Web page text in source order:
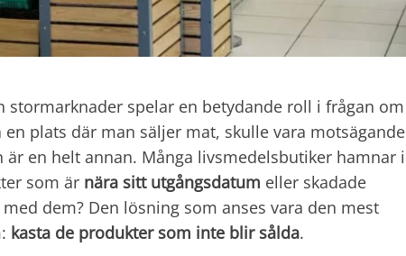
stormarknader spelar en betydande roll i frågan om
plats där man säljer mat, skulle vara motsägande
en helt annan. Många livsmedelsbutiker hamnar i
som är nära sitt utgångsdatum eller skadade
dem? Den lösning som anses vara den mest
kasta de produkter som inte blir sålda.